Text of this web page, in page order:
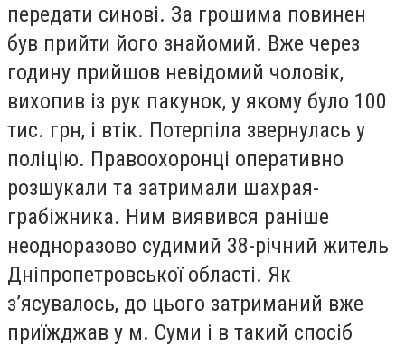
передати синові. За грошима повинен
був прийти його знайомий. Вже через
годину прийшов невідомий чоловік,
вихопив із рук пакунок, у якому було 100
тис. грн, і втік. Потерпіла звернулась у
поліцію. Правоохоронці оперативно
розшукали та затримали шахрая-
грабіжника. Ним виявився раніше
неодноразово судимий 38-річний житель
Дніпропетровської області. Як
з’ясувалось, до цього затриманий вже
приїжджав у м. Суми і в такий спосіб